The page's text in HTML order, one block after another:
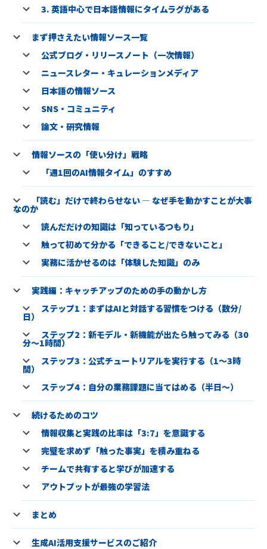
3. 英語中心で日本語情報にタイムラグがある
まず押さえたい情報ソース一覧
公式ブログ・リリースノート（一次情報）
ニュースレター・キュレーションメディア
日本語の情報ソース
SNS・コミュニティ
論文・研究情報
情報ソースの「使い分け」戦略
「週1回のAI情報タイム」のすすめ
「読む」だけで終わらせない ― なぜ手を動かすことが大事
なのか
読んだだけの知識は「知っているつもり」
触って初めて分かる「できること/できないこと」
実務に活かせるのは「体験した知識」のみ
実践編：キャッチアップのための手の動かし方
ステップ1：まずはAIと対話する習慣をつける（数分/
日）
ステップ2：新モデル・新機能が出たら触ってみる（30
分〜1時間）
ステップ3：公式チュートリアルを実行する（1〜3時
間）
ステップ4：自分の業務課題に当てはめる（半日〜）
続けるためのコツ
情報収集と実践の比率は「3:7」を意識する
完璧を求めず「触った事実」を積み重ねる
チームで共有すると学びが加速する
アウトプットが最強の学習法
まとめ
生成AI活用支援サービスのご紹介